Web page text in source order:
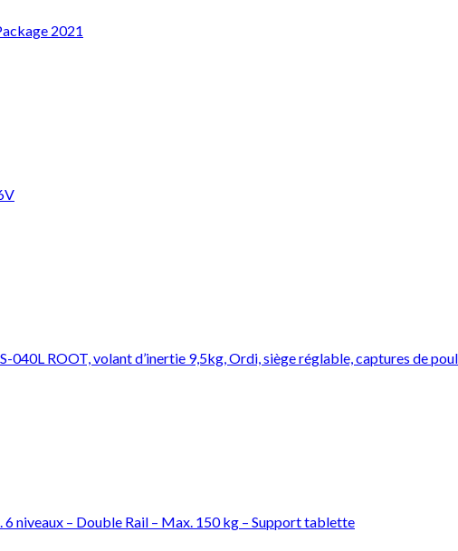
2021
ROOT, volant d’inertie 9,5kg, Ordi, siège réglable, captures de
6 niveaux – Double Rail – Max. 150 kg – Support tablette